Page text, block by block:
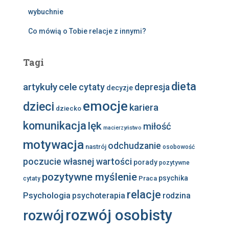
wybuchnie
Co mówią o Tobie relacje z innymi?
Tagi
artykułycele cytaty decyzje depresja dieta
dzieci dziecko emocje kariera
komunikacja lęk macierzyństwo miłość
motywacja nastrój odchudzanie osobowość
poczucie własnej wartości porady pozytywne
cytaty pozytywne myślenie Praca psychika
Psychologia psychoterapia relacje rodzina
rozwójrozwój osobisty